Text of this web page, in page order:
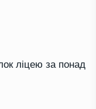
ліцею за понад